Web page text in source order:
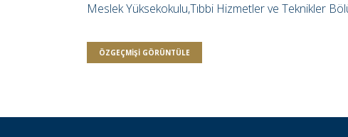
Meslek Yüksekokulu,Tıbbi Hizmetler ve Teknikler
ÖZGEÇMIŞI GÖRÜNTÜLE